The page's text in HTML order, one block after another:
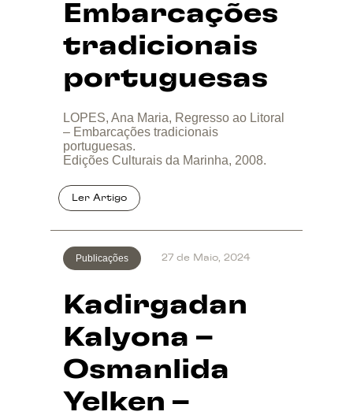
Embarcações
tradicionais
portuguesas
LOPES, Ana Maria, Regresso ao Litoral
– Embarcações tradicionais
portuguesas.
Edições Culturais da Marinha, 2008.
Publicações
Kadirgadan
Kalyona –
Osmanlida
Yelken –
27 de Maio, 2024